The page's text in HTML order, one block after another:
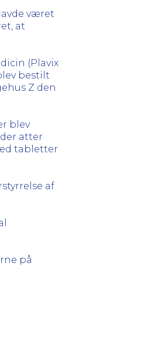
været
at
(Plavix
bestilt
Z den
blev
atter
tabletter
af
på